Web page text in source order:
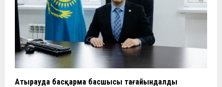
Атырауда басқарма басшысы тағайындалды